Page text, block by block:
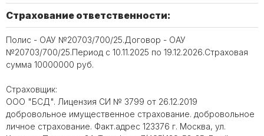
Страхование ответственности:
Полис - ОАУ №20703/700/25.Договор - ОАУ
№20703/700/25.Период с 10.11.2025 по 19.12.2026.Страховая
сумма 10000000 руб.
Страховщик:
ООО "БСД". Лицензия СИ № 3799 от 26.12.2019
добровольное имущественное страхование. добровольное
личное страхование. Факт.адрес 123376 г. Москва, ул.